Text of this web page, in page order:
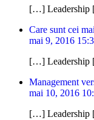
[…]
Care sunt cei
mai 9, 2016
[…]
Management
mai 10, 2016
[…]